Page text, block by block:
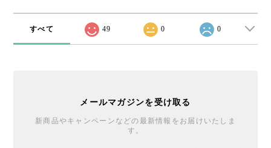
すべて 49 0 0
メールマガジンを受け取る
新商品やキャンペーンなどの最新情報をお届けいたしま
す。